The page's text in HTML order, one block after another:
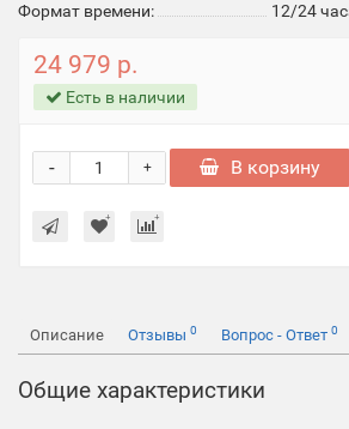
Формат времени:
12/24
24 979 р.
Есть в наличии
+
- В корзину
Описание Отзывы 0 Вопрос - Ответ 0
Общие характеристики